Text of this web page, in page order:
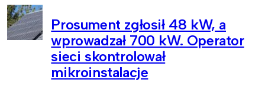
Prosument zgłosił 48 kW, a
wprowadzał 700 kW. Operator
sieci skontrolował
mikroinstalacje